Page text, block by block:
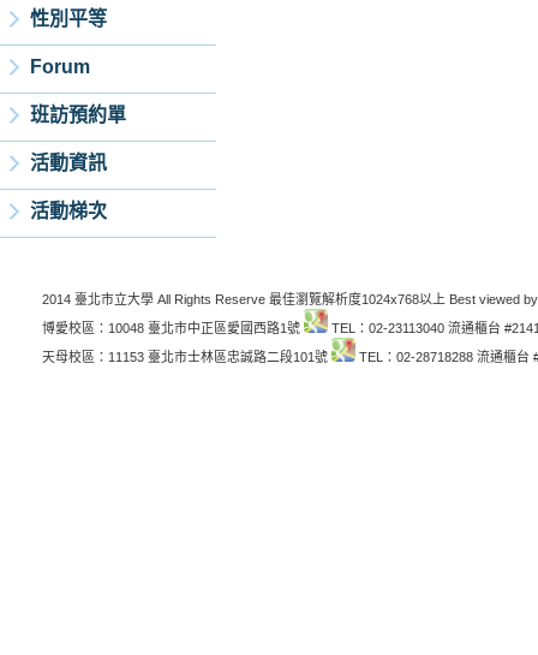
性別平等
Forum
班訪預約單
活動資訊
活動梯次
2014 臺北市立大學 All Rights Reserve 最佳瀏覽解析度1024x768以上 Best viewed
博愛校區：10048 臺北市中正區愛國西路1號
TEL：02-23113040 流通櫃台
天母校區：11153 臺北市士林區忠誠路二段101號
TEL：02-28718288 流通櫃台